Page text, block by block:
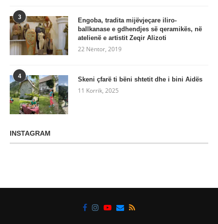
3
Engoba, tradita mijëvjeçare iliro-
ballkanase e gdhendjes së qeramikës, në
atelienë e artistit Zeqir Alizoti
22 Nëntor, 2019
4 Skeni çfarë ti bëni shtetit dhe i bini Aidës
11 Korrik, 2025
INSTAGRAM